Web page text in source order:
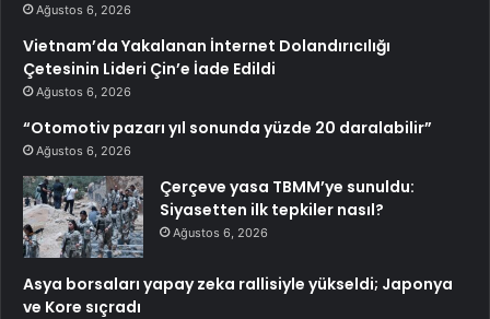
Ağustos 6, 2026
Vietnam’da Yakalanan İnternet Dolandırıcılığı
Çetesinin Lideri Çin’e İade Edildi
Ağustos 6, 2026
“Otomotiv pazarı yıl sonunda yüzde 20 daralabilir”
Ağustos 6, 2026
Çerçeve yasa TBMM’ye sunuldu:
Siyasetten ilk tepkiler nasıl?
Ağustos 6, 2026
Asya borsaları yapay zeka rallisiyle yükseldi; Japonya
ve Kore sıçradı